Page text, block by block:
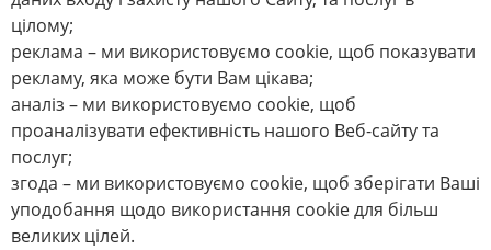
цілому;
реклама – ми використовуємо cookie, щоб показувати
рекламу, яка може бути Вам цікава;
аналіз – ми використовуємо cookie, щоб
проаналізувати ефективність нашого Веб-сайту та
послуг;
згода – ми використовуємо cookie, щоб зберігати Ваші
уподобання щодо використання cookie для більш
великих цілей.